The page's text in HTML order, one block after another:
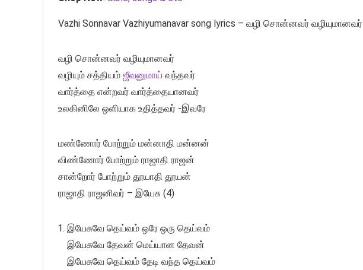
Vazhi Sonnavar Vazhiyumanavar song lyrics – வழி சொன்னவர் வழியுமானவர்
வழி சொன்னவர் வழியுமானவர்
வழியும் சத்தியம் ஜீவனுமாய் வந்தவர்
வார்த்தை என்றவர் வார்த்தையானவர்
உலகினிலே ஒளியாக உதித்தவர் -இவரே
மண்ணோர் போற்றும் மன்னாதி மன்னன்
விண்ணோர் போற்றும் ராஜாதி ராஜன்
சான்றோர் போற்றும் தூயாதி தூயன்
ராஜாதி ராஜனிவர் – இயேசு (4)
இயேசுவே தெய்வம் ஒரே ஒரு தெய்வம்
இயேசுவே தேவன் மெய்யான தேவன்
இயேசுவே தெய்வம் தேடி வந்த தெய்வம்